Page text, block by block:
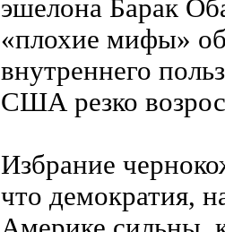
эшелона Барак
«плохие мифы»
внутреннего
США резко
Избрание
что демократия,